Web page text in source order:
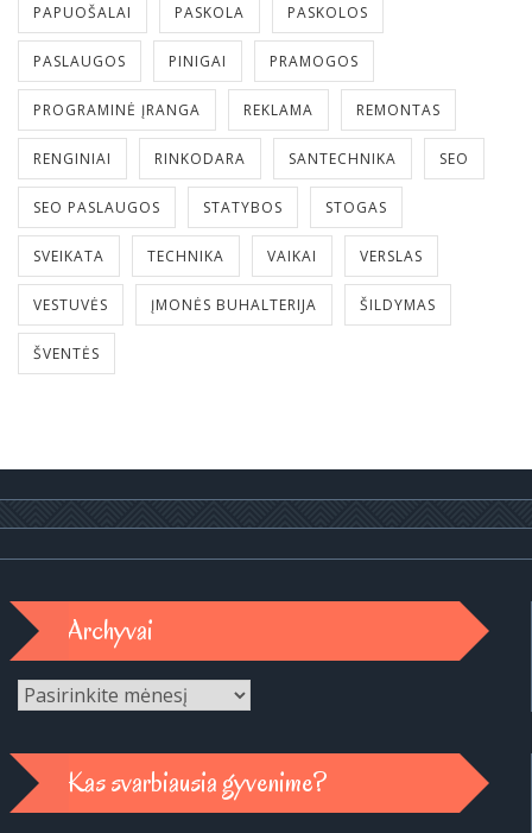
PAPUOŠALAI PASKOLA PASKOLOS
PASLAUGOS PINIGAI PRAMOGOS
PROGRAMINĖ ĮRANGA REKLAMA REMONTAS
RENGINIAI RINKODARA SANTECHNIKA SEO
SEO PASLAUGOS STATYBOS STOGAS
SVEIKATA TECHNIKA VAIKAI VERSLAS
VESTUVĖS ĮMONĖS BUHALTERIJA ŠILDYMAS
ŠVENTĖS
Archyvai
Archyvai
Kas svarbiausia gyvenime?